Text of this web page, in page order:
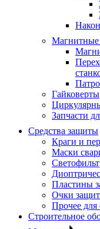
Магнитные
Гайковерты
Запчасти
Средства защиты
Краги и
Маски
Пластины
Очки
Прочее для
Строительное